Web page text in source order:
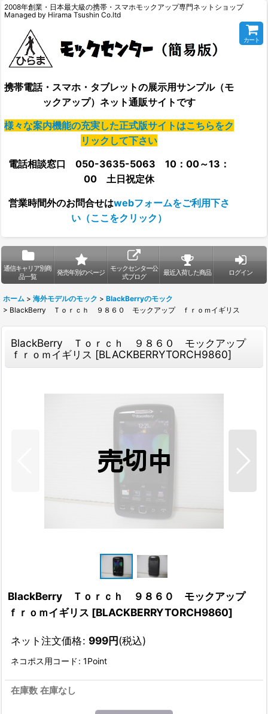
2008年創業・日本最大級の携帯・スマホモックアップ専門ネットショップ
Managed by Hirama Tsushin Co.ltd
携帯電話・スマホ・タブレットの展示用サンプル（モ
ックアップ）ネット通販サイトです
様々な案内機能の充実した正式版サイトはこちらをク
リックして下さい
電話相談窓口 050-3635-5063 10：00～13：
00 土日祝定休
営業時間外のお問合せはwebフォームをご利用下さ
い（ここをクリック）
カート
通信キャリア別商
品一覧
発売年別のページ
モックセンター公
式ブログ
最近入荷した商品 ログイン
ホーム > 海外モデルのモック > BlackBerryのモック
> BlackBerry Ｔｏｒｃｈ ９８６０ モックアップ ｆｒｏｍイギリス
BlackBerry Ｔｏｒｃｈ ９８６０ モックアップ
ｆｒｏｍイギリス [BLACKBERRYTORCH9860]
BlackBerry Ｔｏｒｃｈ ９８６０ モックアップ
ｆｒｏｍイギリス [BLACKBERRYTORCH9860]
ネット注文価格: 999円(税込)
ネコポス用コード : 1Point
在庫数 在庫なし